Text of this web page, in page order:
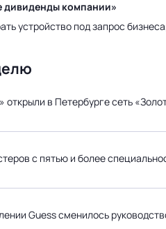
дивиденды компании»
устройство под запрос
в Петербурге сеть
с пятью и более
Guess сменилось